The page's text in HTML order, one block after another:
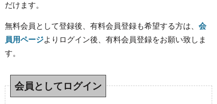
だけます。
無料会員として登録後、有料会員登録も希望する方は、 会
員用ページよりログイン後、有料会員登録をお願い致しま
す。
会員としてログイン